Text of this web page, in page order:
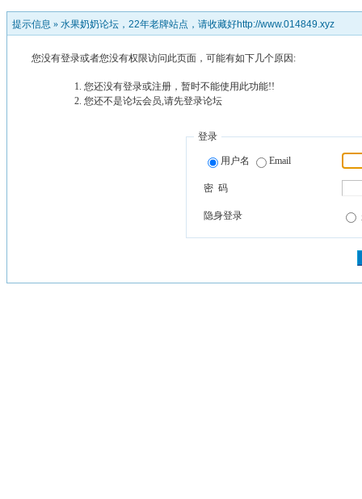
提示信息 » 水果奶奶论坛，22年老牌站点，请收藏好http://www.014849.xyz
您没有登录或者您没有权限访问此页面，可能有如下几个原因:
您还没有登录或注册，暂时不能使用此功能!!
您还不是论坛会员,请先登录论坛
登录
用户名 Email
密 码
隐身登录